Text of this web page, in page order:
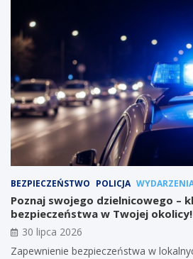
BEZPIECZEŃSTWO POLICJA
Poznaj swojego dzielnicowego –
bezpieczeństwa w Twojej okolicy!
30 lipca 2026
Zapewnienie bezpieczeństwa w